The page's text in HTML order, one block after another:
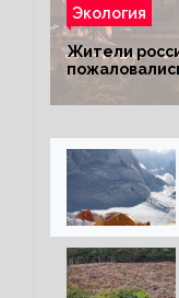
Экология
Жители